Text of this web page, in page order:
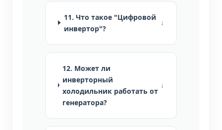
11. Что такое "Цифровой
инвертор"?
12. Может ли
инверторный
холодильник работать от
генератора?